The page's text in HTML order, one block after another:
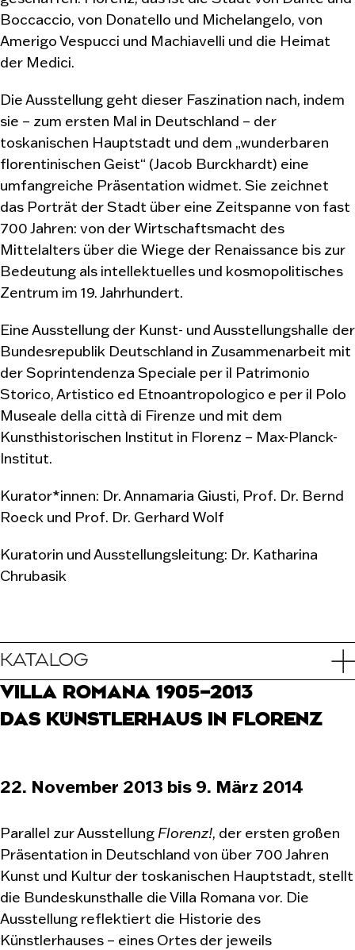
Boccaccio, von Donatello und Michelangelo, von
Amerigo Vespucci und Machiavelli und die Heimat
der Medici.
Die Ausstellung geht dieser Faszination nach, indem
sie – zum ersten Mal in Deutschland – der
toskanischen Hauptstadt und dem „wunderbaren
florentinischen Geist“ (Jacob Burckhardt) eine
umfangreiche Präsentation widmet. Sie zeichnet
das Porträt der Stadt über eine Zeitspanne von fast
700 Jahren: von der Wirtschaftsmacht des
Mittelalters über die Wiege der Renaissance bis zur
Bedeutung als intellektuelles und kosmopolitisches
Zentrum im 19. Jahrhundert.
Eine Ausstellung der Kunst- und Ausstellungshalle der
Bundesrepublik Deutschland in Zusammenarbeit mit
der Soprintendenza Speciale per il Patrimonio
Storico, Artistico ed Etnoantropologico e per il Polo
Museale della città di Firenze und mit dem
Kunsthistorischen Institut in Florenz – Max-Planck-
Institut.
Kurator*innen: Dr. Annamaria Giusti, Prof. Dr. Bernd
Roeck und Prof. Dr. Gerhard Wolf
Kuratorin und Ausstellungsleitung: Dr. Katharina
Chrubasik
KATALOG
VILLA ROMANA 1905–2013
DAS KÜNSTLERHAUS IN FLORENZ
22. November 2013 bis 9. März 2014
Parallel zur Ausstellung Florenz!, der ersten großen
Präsentation in Deutschland von über 700 Jahren
Kunst und Kultur der toskanischen Hauptstadt, stellt
die Bundeskunsthalle die Villa Romana vor. Die
Ausstellung reflektiert die Historie des
Künstlerhauses – eines Ortes der jeweils